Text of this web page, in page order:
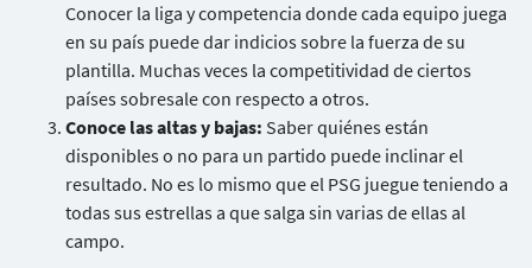
Conocer la liga y competencia donde cada equipo juega
en su país puede dar indicios sobre la fuerza de su
plantilla. Muchas veces la competitividad de ciertos
países sobresale con respecto a otros.
Conoce las altas y bajas: Saber quiénes están
disponibles o no para un partido puede inclinar el
resultado. No es lo mismo que el PSG juegue teniendo a
todas sus estrellas a que salga sin varias de ellas al
campo.